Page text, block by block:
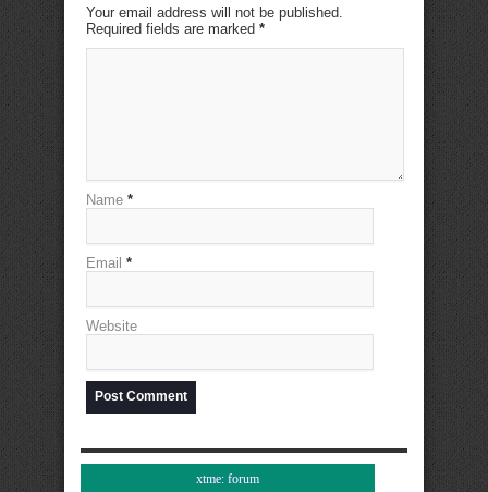
Your email address will not be published.
Required fields are marked *
Name *
Email *
Website
xtme: forum